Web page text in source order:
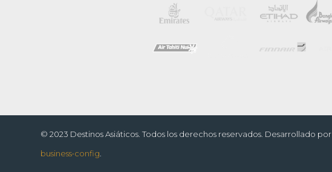
© 2023 Destinos Asiáticos. Todos los derechos reservados. Desarrollado por
business•config